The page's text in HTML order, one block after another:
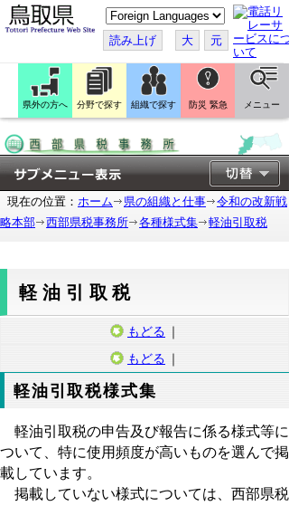
こ
の
ペ
ー
ジ
翻
訳
す
読み上げ 大 元
県外の方へ 分野で探す 組織で探す 防災 緊急 メニュー
現在の位置： ホーム 県の組織と仕事
令和の改新戦
略本部
西部県税事務所 各種様式集 軽油引取税
軽油引取税
もどる ｜
もどる ｜
軽油引取税様式集
軽油引取税の申告及び報告に係る様式等に
ついて、特に使用頻度が高いものを選んで掲
載しています。
掲載していない様式については、西部県税